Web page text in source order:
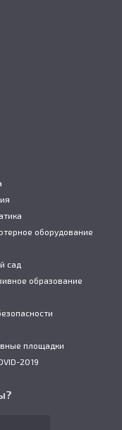
оборудование
сад
образование
площадки
2019